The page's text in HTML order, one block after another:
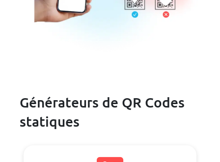
Générateurs de QR Codes
statiques